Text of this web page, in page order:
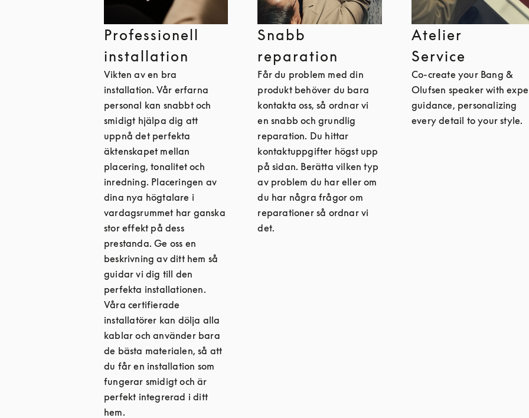
Professionell
installation
Vikten av en bra
installation. Vår erfarna
personal kan snabbt och
smidigt hjälpa dig att
uppnå det perfekta
äktenskapet mellan
placering, tonalitet och
inredning. Placeringen av
dina nya högtalare i
vardagsrummet har ganska
stor effekt på dess
prestanda. Ge oss en
beskrivning av ditt hem så
guidar vi dig till den
perfekta installationen.
Våra certifierade
installatörer kan dölja alla
kablar och använder bara
de bästa materialen, så att
du får en installation som
fungerar smidigt och är
perfekt integrerad i ditt
hem.
Snabb
reparation
Får du problem med din
produkt behöver du bara
kontakta oss, så ordnar vi
en snabb och grundlig
reparation. Du hittar
kontaktuppgifter högst upp
på sidan. Berätta vilken typ
av problem du har eller om
du har några frågor om
reparationer så ordnar vi
det.
Atelier
Service
Co-create your Bang &
Olufsen speaker with
guidance, personalizing
every detail to your style.